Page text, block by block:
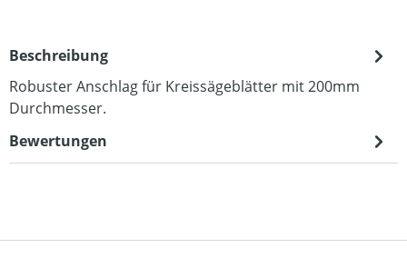
Beschreibung
Robuster Anschlag für Kreissägeblätter mit 200mm
Durchmesser.
Bewertungen